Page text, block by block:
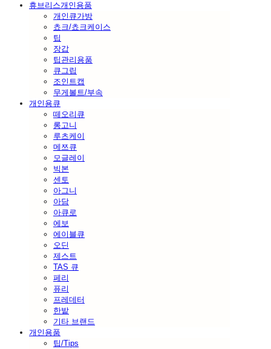
휴브리스개인용품
개인큐가방
쵸크/쵸크케이스
팁
장갑
팁관리용품
큐그립
조인트캡
무게볼트/부속
개인용큐
떼오리큐
롱고니
루츠케이
메쯔큐
모글레이
빅본
센토
아그니
아담
아큐로
에보
에이블큐
오딘
제스트
TAS 큐
페리
퓨리
프레데터
한밭
기타 브랜드
개인용품
팁/Tips